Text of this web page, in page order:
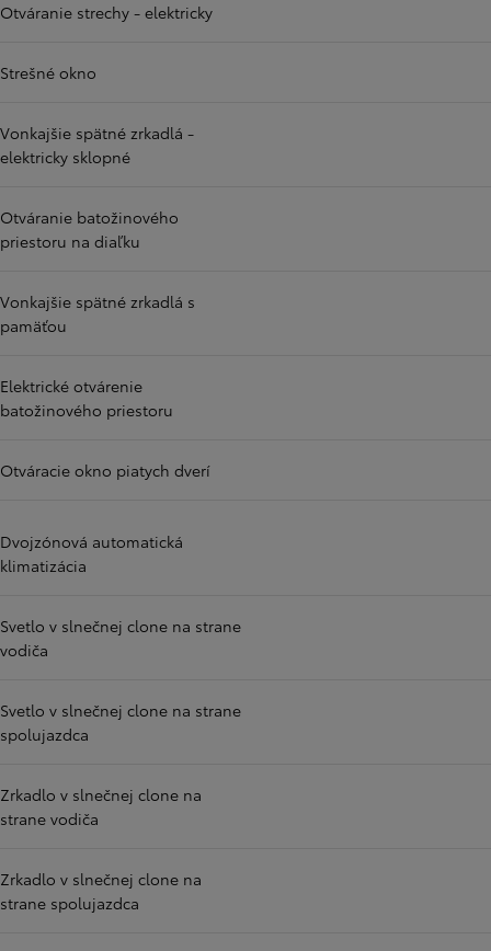
Otváranie strechy - elektricky
Strešné okno
Vonkajšie spätné zrkadlá -
elektricky sklopné
Otváranie batožinového
priestoru na diaľku
Vonkajšie spätné zrkadlá s
pamäťou
Elektrické otvárenie
batožinového priestoru
Otváracie okno piatych dverí
Dvojzónová automatická
klimatizácia
Svetlo v slnečnej clone na strane
vodiča
Svetlo v slnečnej clone na strane
spolujazdca
Zrkadlo v slnečnej clone na
strane vodiča
Zrkadlo v slnečnej clone na
strane spolujazdca